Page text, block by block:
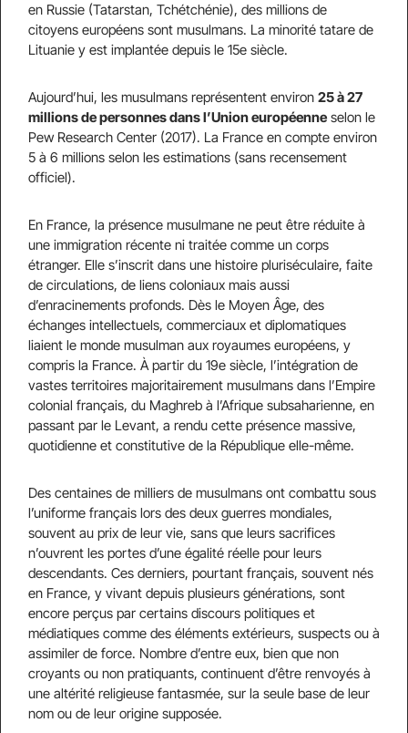
en Russie (Tatarstan, Tchétchénie), des millions de
citoyens européens sont musulmans. La minorité tatare de
Lituanie y est implantée depuis le 15e siècle.
Aujourd’hui, les musulmans représentent environ 25 à 27
millions de personnes dans l’Union européenne selon le
Pew Research Center (2017). La France en compte environ
5 à 6 millions selon les estimations (sans recensement
officiel).
En France, la présence musulmane ne peut être réduite à
une immigration récente ni traitée comme un corps
étranger. Elle s’inscrit dans une histoire pluriséculaire, faite
de circulations, de liens coloniaux mais aussi
d’enracinements profonds. Dès le Moyen Âge, des
échanges intellectuels, commerciaux et diplomatiques
liaient le monde musulman aux royaumes européens, y
compris la France. À partir du 19e siècle, l’intégration de
vastes territoires majoritairement musulmans dans l’Empire
colonial français, du Maghreb à l’Afrique subsaharienne, en
passant par le Levant, a rendu cette présence massive,
quotidienne et constitutive de la République elle-même.
Des centaines de milliers de musulmans ont combattu sous
l’uniforme français lors des deux guerres mondiales,
souvent au prix de leur vie, sans que leurs sacrifices
n’ouvrent les portes d’une égalité réelle pour leurs
descendants. Ces derniers, pourtant français, souvent nés
en France, y vivant depuis plusieurs générations, sont
encore perçus par certains discours politiques et
médiatiques comme des éléments extérieurs, suspects ou à
assimiler de force. Nombre d’entre eux, bien que non
croyants ou non pratiquants, continuent d’être renvoyés à
une altérité religieuse fantasmée, sur la seule base de leur
nom ou de leur origine supposée.